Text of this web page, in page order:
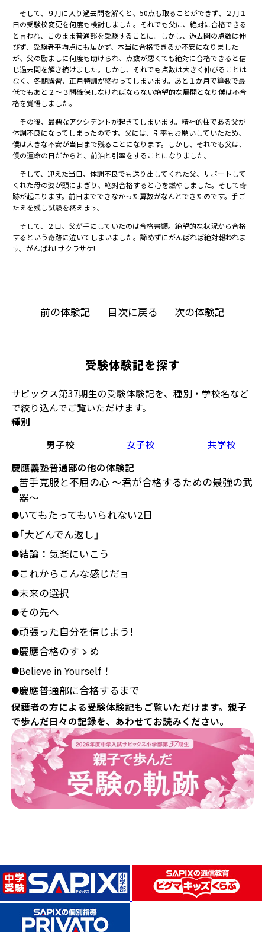
受験体験記を探す
サピックス第37期生の受験体験記を、種別・学校名など
で絞り込んでご覧いただけます。
種別
男子校
女子校
共学校
慶應義塾普通部の他の体験記
●
苦手克服と不屈の心 ～君が合格するための最強の武
器～
●いてもたってもいられない2日
●「大どんでん返し」
●結論：気楽にいこう
●これからこんな感じだョ
●未来の選択
●その先へ
●頑張った自分を信じよう!
●慶應合格のすゝめ
●Believe in Yourself！
●慶應普通部に合格するまで
保護者の方による受験体験記もご覧いただけます。親子
で歩んだ日々の記録を、あわせてお読みください。
そして、９月に入り過去問を解くと、50点も取ることができず、２月１
日の受験校変更を何度も検討しました。それでも父に、絶対に合格できる
と言われ、このまま普通部を受験することに。しかし、過去問の点数は伸
びず、受験者平均点にも届かず、本当に合格できるか不安になりました
が、父の励ましに何度も助けられ、点数が悪くても絶対に合格できると信
じ過去問を解き続けました。しかし、それでも点数は大きく伸びることは
なく、冬期講習、正月特訓が終わってしまいます。あと１か月で算数で最
低でもあと２～３問確保しなければならない絶望的な展開となり僕は不合
格を覚悟しました。
その後、最悪なアクシデントが起きてしまいます。精神的柱である父が
体調不良になってしまったのです。父には、引率もお願いしていたため、
僕は大きな不安が当日まで残ることになります。しかし、それでも父は、
僕の運命の日だからと、前泊と引率をすることになりました。
そして、迎えた当日、体調不良でも送り出してくれた父、サポートして
くれた母の姿が頭によぎり、絶対合格すると心を燃やしました。そして奇
跡が起こります。前日までできなかった算数がなんとできたのです。手ご
たえを残し試験を終えます。
そして、２日、父が手にしていたのは合格書類。絶望的な状況から合格
するという奇跡に泣いてしまいました。諦めずにがんばれば絶対報われま
す。がんばれ! サクラサケ!
前の体験記 目次に戻る 次の体験記